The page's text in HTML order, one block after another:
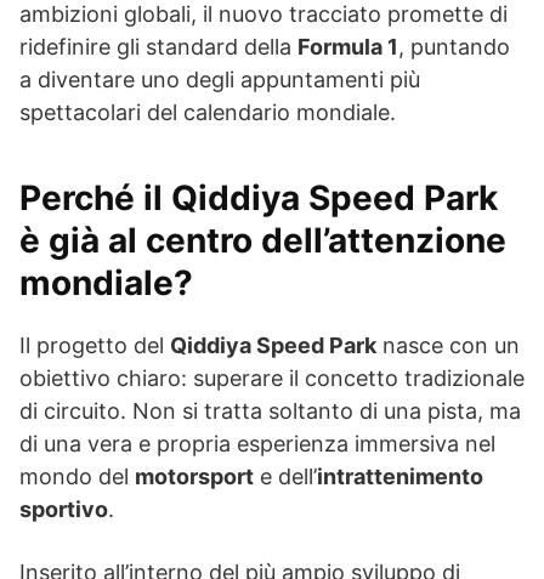
ambizioni globali, il nuovo tracciato promette di
ridefinire gli standard della Formula 1, puntando
a diventare uno degli appuntamenti più
spettacolari del calendario mondiale.
Perché il Qiddiya Speed Park
è già al centro dell’attenzione
mondiale?
Il progetto del Qiddiya Speed Park nasce con un
obiettivo chiaro: superare il concetto tradizionale
di circuito. Non si tratta soltanto di una pista, ma
di una vera e propria esperienza immersiva nel
mondo del motorsport e dell’intrattenimento
sportivo.
Inserito all’interno del più ampio sviluppo di